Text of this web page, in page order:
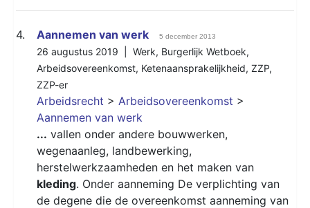
4. Aannemen van werk 5 december 2013
26 augustus 2019 | Werk, Burgerlijk Wetboek,
Arbeidsovereenkomst, Ketenaansprakelijkheid, ZZP,
ZZP-er
Arbeidsrecht > Arbeidsovereenkomst >
Aannemen van werk
... vallen onder andere bouwwerken,
wegenaanleg, landbewerking,
herstelwerkzaamheden en het maken van
kleding. Onder aanneming De verplichting van
de degene die de overeenkomst aanneming van